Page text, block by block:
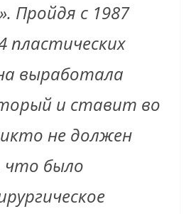
Пройдя с 1987
пластических
выработала
и ставит во
не должен
что было